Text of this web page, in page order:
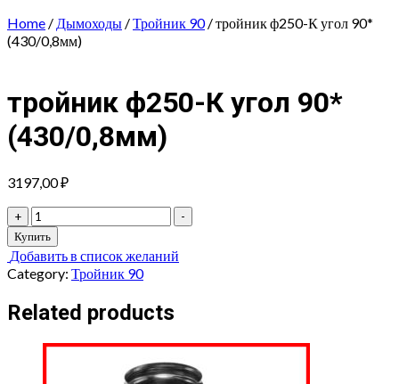
Home / Дымоходы /Тройник 90/ тройник ф250-К угол 90*
(430/0,8мм)
тройник ф250-К угол 90*
(430/0,8мм)
3197,00₽
+
тройник
ф250-
К
угол
90*
(430/0,8мм)
quantity
-
Купить
Добавить в список желаний
Category: Тройник 90
Related products